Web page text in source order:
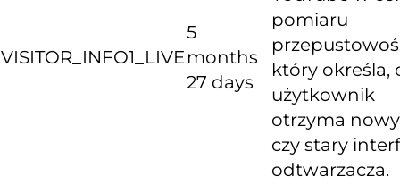
VISITOR_INFO1_LIVE
5
months
27 days
pomiaru
który określa,
użytkownik
otrzyma
czy stary
odtwarzacza.